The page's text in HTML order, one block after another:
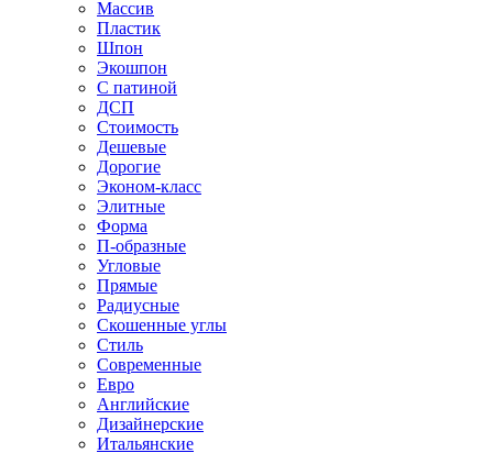
Массив
Пластик
Шпон
Экошпон
С патиной
ДСП
Стоимость
Дешевые
Дорогие
Эконом-класс
Элитные
Форма
П-образные
Угловые
Прямые
Радиусные
Скошенные углы
Стиль
Современные
Евро
Английские
Дизайнерские
Итальянские